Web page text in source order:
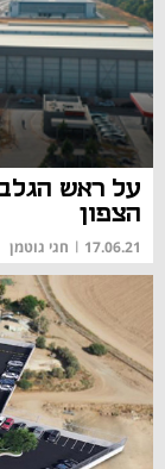
על ראש
הצפון
17.06.21
| חגי גוטמן